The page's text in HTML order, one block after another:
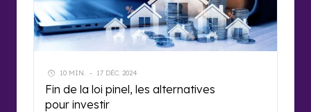
10 MIN. - 17 DÉC. 2024
Fin de la loi pinel, les alternatives
pour investir